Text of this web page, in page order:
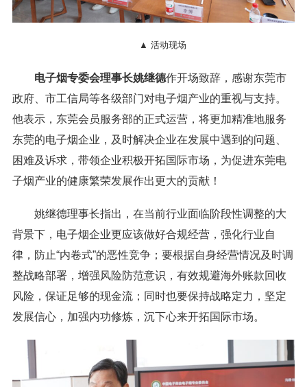
▲ 活动现场
电子烟专委会理事长姚继德作开场致辞，感谢东莞市
政府、市工信局等各级部门对电子烟产业的重视与支持。
他表示，东莞会员服务部的正式运营，将更加精准地服务
东莞的电子烟企业，及时解决企业在发展中遇到的问题、
困难及诉求，带领企业积极开拓国际市场，为促进东莞电
子烟产业的健康繁荣发展作出更大的贡献！
姚继德理事长指出，在当前行业面临阶段性调整的大
背景下，电子烟企业更应该做好合规经营，强化行业自
律，防止“内卷式”的恶性竞争；要根据自身经营情况及时调
整战略部署，增强风险防范意识，有效规避海外账款回收
风险，保证足够的现金流；同时也要保持战略定力，坚定
发展信心，加强内功修炼，沉下心来开拓国际市场。